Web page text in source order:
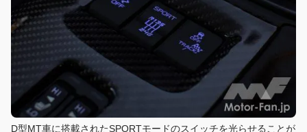
D型MT車に搭載されたSPORTモードのスイッチを光らせることが